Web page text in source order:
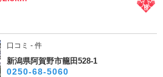
口コミ - 件
新潟県阿賀野市籠田528-1
0250-68-5060